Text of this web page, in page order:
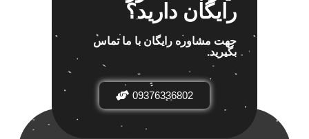
رایگان دارید؟
جهت مشاوره رایگان با ما تماس
بگیرید.
09376336802